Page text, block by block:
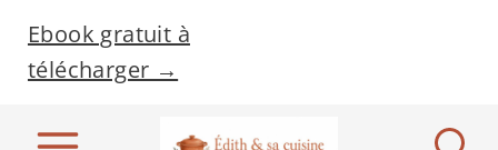
Ebook gratuit à
télécharger →